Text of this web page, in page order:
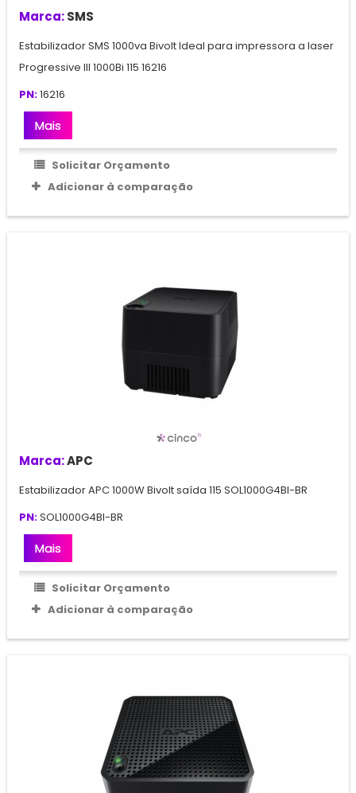
Marca:SMS
Estabilizador SMS 1000va Bivolt Ideal para impressora a laser
Progressive III 1000Bi 115 16216
PN:16216
Mais
Solicitar Orçamento
Adicionar à comparação
Marca:APC
Estabilizador APC 1000W Bivolt saída 115 SOL1000G4BI-BR
PN:SOL1000G4BI-BR
Mais
Solicitar Orçamento
Adicionar à comparação